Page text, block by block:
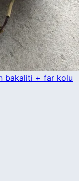
bakaliti + far kolu